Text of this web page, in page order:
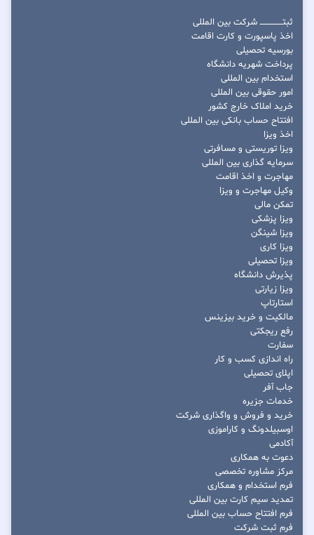
ثبتــــــــــــــــ شرکت بین المللی
اخذ پاسپورت و کارت اقامت
بورسیه تحصیلی
پرداخت شهریه دانشگاه
استخدام بین المللی
امور حقوقی بین المللی
خرید املاک خارج کشور
افتتاح حساب بانکی بین المللی
اخذ ویزا
ویزا توریستی و مسافرتی
سرمایه گذاری بین المللی
مهاجرت و اخذ اقامت
وکیل مهاجرت و ویزا
تمکن مالی
ویزا پزشکی
ویزا شینگن
ویزا کاری
ویزا تحصیلی
پذیرش دانشگاه
ویزا زیارتی
استارتاپ
مالکیت و خرید بیزینس
رفع ریجکتی
سفارت
راه اندازی کسب و کار
اپلای تحصیلی
جاب آفر
خدمات جزیره
خرید و فروش و واگذاری شرکت
اوسبیلدونگ و کاراموزی
آکادمی
دعوت به همکاری
مرکز مشاوره تخصصی
فرم استخدام و همکاری
تمدید سیم کارت بین المللی
فرم افتتاح حساب بین المللی
فرم ثبت شرکت